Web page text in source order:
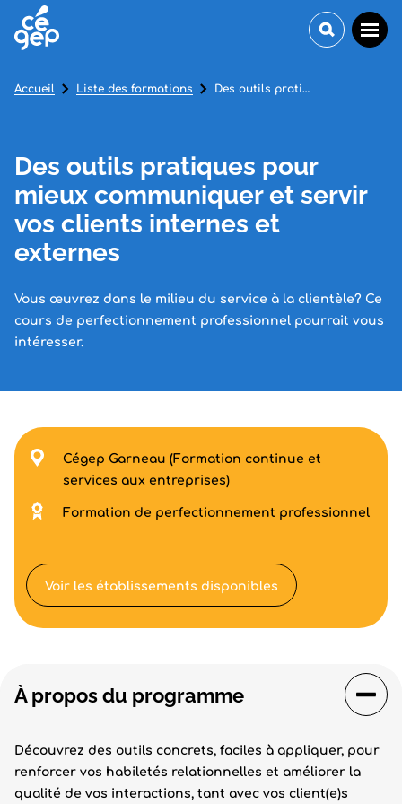
Des outils pratiques pour
mieux communiquer et servir
vos clients internes et
externes
Vous œuvrez dans le milieu du service à la clientèle? Ce
cours de perfectionnement professionnel pourrait vous
intéresser.
Accueil Liste des formations Des outils pratiques pour mieux communiquer et servir vos clients internes et externes
À propos du programme
Découvrez des outils concrets, faciles à appliquer, pour
renforcer vos habiletés relationnelles et améliorer la
qualité de vos interactions, tant avec vos client(e)s
Cégep Garneau (Formation continue et
services aux entreprises)
Formation de perfectionnement professionnel
Voir les établissements disponibles